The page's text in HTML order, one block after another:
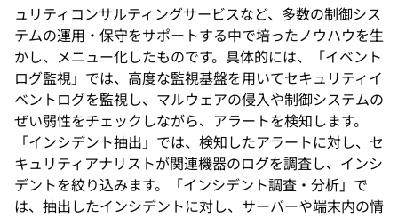
ュリティコンサルティングサービスなど、多数の制御シス
テムの運用・保守をサポートする中で培ったノウハウを生
かし、メニュー化したものです。具体的には、「イベント
ログ監視」では、高度な監視基盤を用いてセキュリティイ
ベントログを監視し、マルウェアの侵入や制御システムの
ぜい弱性をチェックしながら、アラートを検知します。
「インシデント抽出」では、検知したアラートに対し、セ
キュリティアナリストが関連機器のログを調査し、インシ
デントを絞り込みます。「インシデント調査・分析」で
は、抽出したインシデントに対し、サーバーや端末内の情